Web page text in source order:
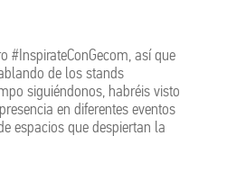
#InspirateConGecom, así que
de los stands
siguiéndonos, habréis visto
en diferentes eventos
espacios que despiertan la